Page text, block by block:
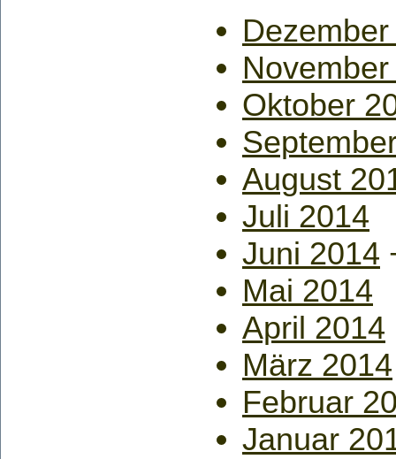
Oktober
August
Juli 2014
Juni 2014
Mai 2014
April 2014
März 2014
Februar
Januar